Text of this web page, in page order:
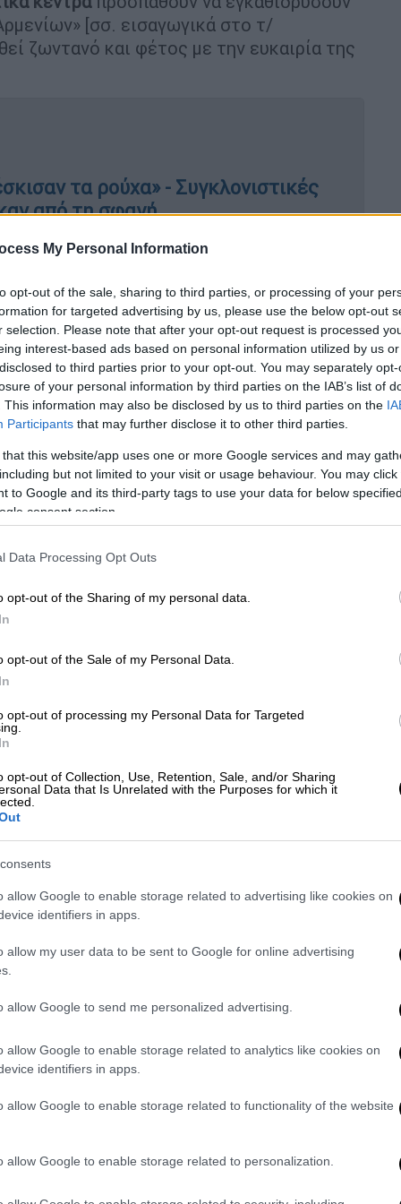
My Personal Information
opt-out of the sale, sharing to third parties, or processing of your
for targeted advertising by us, please use the below opt-out
selection. Please note that after your opt-out request is processed
interest-based ads based on personal information utilized by us
to third parties prior to your opt-out. You may separately
of your personal information by third parties on the IAB’s list of
This information may also be disclosed by us to third parties on the
Participants that may further disclose it to other third parties.
that this website/app uses one or more Google services and may
but not limited to your visit or usage behaviour. You may
to Google and its third-party tags to use your data for below
consent section.
Data Processing Opt Outs
opt-out of the Sharing of my personal data.
opt-out of the Sale of my Personal Data.
opt-out of processing my Personal Data for Targeted
opt-out of Collection, Use, Retention, Sale, and/or Sharing
Data that Is Unrelated with the Purposes for which it
allow Google to enable storage related to advertising like cookies on
identifiers in apps.
allow my user data to be sent to Google for online advertising
allow Google to send me personalized advertising.
allow Google to enable storage related to analytics like cookies on
identifiers in apps.
allow Google to enable storage related to functionality of the website
allow Google to enable storage related to personalization.
[σσ. εισαγωγικά στο τ/
ζωντανό και φέτος με την ευκαιρία της
τα ρούχα» - Συγκλονιστικές
από τη σφαγή
το ψέμα για τηγενοκτονία...Τι είναι το
η Ελλάδα διοργανώνει συνέδριο για
η οποία κήρυξε 'γενοκτονία' [σσ.
που ο Ατατούρκ αποβιβάστηκε στη
Θεσσαλονίκη στις 18 Μαΐου με τη
Θα συμμετάσχουν στο «Συνέδριο
οι Nevzat Onaran, Tufan Sisli και
εθνοτικών διασπαστικών θέσεων.
θα διεξαχθεί στηνπόλη τηςΘεσσαλονίκης,
είναι αποκαλυπτικά και
με τις ακόλουθες δηλώσεις:
του Δημοτικού Συμβουλίου [σσ.
του Κέντρου Πολιτισμού Χρήστος
Θέατρο Σταυρούπολης).
πηγώνγια τις κρυφές πληροφορίες
Τρεις διακεκριμένοι Τούρκοι
αρχείων έρχονται από την
Ελβετίαγια να φωτίσουν διαφορετικές
ταξιδεύουν για πρώτη φορά στην
και συγκλονιστικά. Η
Λέσχη
πάντα στο πλευρό των δημοκρατικών
της αλήθειας που θα οδηγήσει στην
μεταξύ των λαών της Ελλάδας και
των εκδόσεων Αδελφοί Κυριακίδη
την Τουρκία για
«Γενοκτονία των Ρωμιών
διατηρούνται ζωντανές και
19η Μαΐου. Σύμφωνα με τα ψέματα που
κέντρα στην
οΑτατούρκ ήταν στην πραγματικότητα
στο τ/πρωτότυπο]! Σύμφωνα με
στη Σαμψούντα στις 19 Μαΐου 1919
εξαπλωθεί σε όλη την Ανατολία, θα είχε
Πόντου» στην περιοχή της
Μαύρης
στις περιοχές του Αιγαίου. Αυτό το
ήταν ουσιαστικά ένα σχέδιο για